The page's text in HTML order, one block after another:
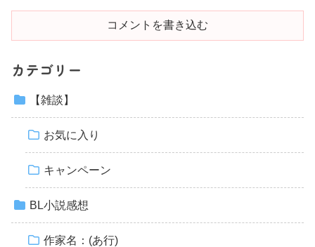
コメントを書き込む
カテゴリー
【雑談】
お気に入り
キャンペーン
BL小説感想
作家名：(あ行)